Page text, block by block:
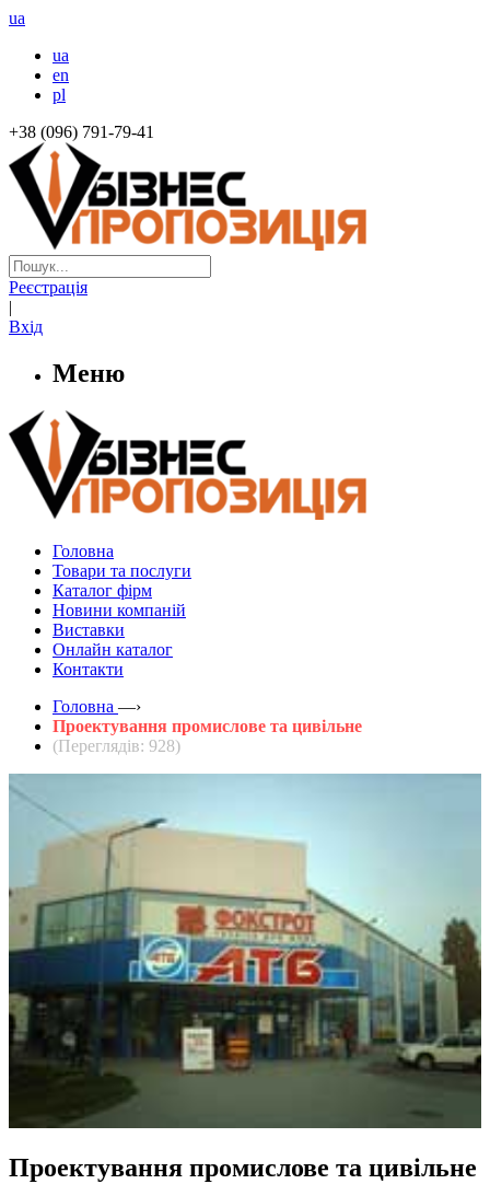
ua
ua
en
pl
+38 (096) 791-79-41
Реєстрація
|
Вхід
Меню
Головна
Товари та послуги
Каталог фірм
Новини компаній
Виставки
Онлайн каталог
Контакти
Головна —›
Проектування промислове та цивільне
(Переглядів: 928)
Проектування промислове та цивільне